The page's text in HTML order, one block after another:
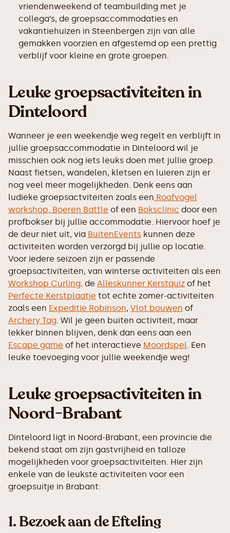
vriendenweekend of teambuilding met je
collega’s, de groepsaccommodaties en
vakantiehuizen in Steenbergen zijn van alle
gemakken voorzien en afgestemd op een prettig
verblijf voor kleine en grote groepen.
Leuke groepsactiviteiten in
Dinteloord
Wanneer je een weekendje weg regelt en verblijft in
jullie groepsaccommodatie in Dinteloord wil je
misschien ook nog iets leuks doen met jullie groep.
Naast fietsen, wandelen, kletsen en luieren zijn er
nog veel meer mogelijkheden. Denk eens aan
ludieke groepsactviteiten zoals een Roofvogel
workshop, Boeren Battle of een Boksclinic door een
profbokser bij jullie accommodatie. Hiervoor hoef je
de deur niet uit, via BuitenEvents kunnen deze
activiteiten worden verzorgd bij jullie op locatie.
Voor iedere seizoen zijn er passende
groepsactiviteiten, van winterse activiteiten als een
Workshop Curling, de Alleskunner Kerstquiz of het
Perfecte Kerstplaatje tot echte zomer-activiteiten
zoals een Expeditie Robinson, Vlot bouwen of
Archery Tag. Wil je geen buiten activiteit, maar
lekker binnen blijven, denk dan eens aan een
Escape game of het interactieve Moordspel. Een
leuke toevoeging voor jullie weekendje weg!
Leuke groepsactiviteiten in
Noord-Brabant
Dinteloord ligt in Noord-Brabant, een provincie die
bekend staat om zijn gastvrijheid en talloze
mogelijkheden voor groepsactiviteiten. Hier zijn
enkele van de leukste activiteiten voor een
groepsuitje in Brabant:
1.Bezoek aan de Efteling